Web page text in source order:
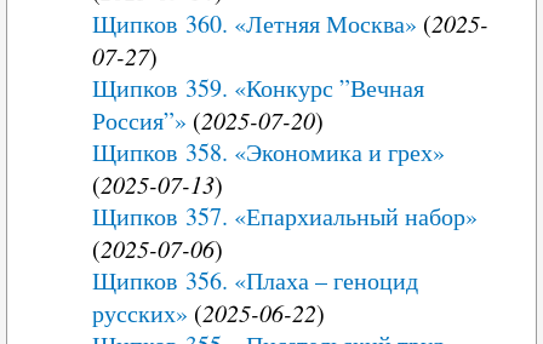
Щипков 360. «Летняя Москва» (2025-
07-27)
Щипков 359. «Конкурс ”Вечная
Россия”» (2025-07-20)
Щипков 358. «Экономика и грех»
(2025-07-13)
Щипков 357. «Епархиальный набор»
(2025-07-06)
Щипков 356. «Плаха – геноцид
русских» (2025-06-22)